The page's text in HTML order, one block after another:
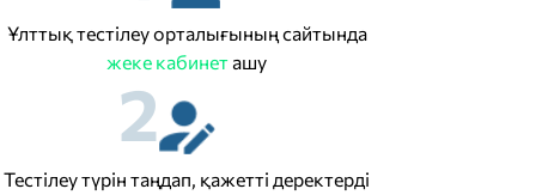
Ұлттық тестілеу орталығының сайтында
жеке кабинет ашу
2
Тестілеу түрін таңдап, қажетті деректерді